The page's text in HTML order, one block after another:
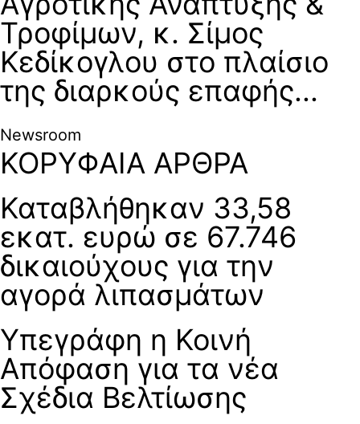
Τροφίμων, κ. Σίμος
Κεδίκογλου στο πλαίσιο
της διαρκούς επαφής...
Newsroom
ΚΟΡΥΦΑΙΑ ΑΡΘΡΑ
Καταβλήθηκαν 33,58
εκατ. ευρώ σε 67.746
δικαιούχους για την
αγορά λιπασμάτων
Υπεγράφη η Κοινή
Απόφαση για τα νέα
Σχέδια Βελτίωσης